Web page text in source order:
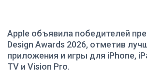
Apple объявила победителей
Design Awards 2026, отметив
приложения и игры для iPhone,
TV и Vision Pro.